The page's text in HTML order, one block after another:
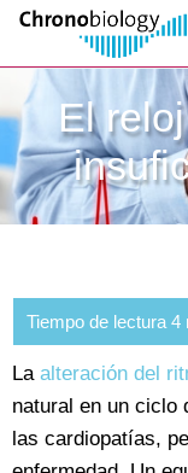
El
La alteración del
natural en un ciclo
las cardiopatías,